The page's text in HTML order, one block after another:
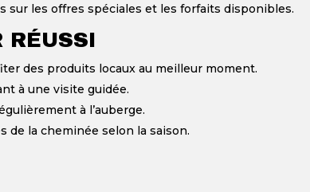
sur les offres spéciales et les forfaits disponibles.
RÉUSSI
des produits locaux au meilleur moment.
à une visite guidée.
à l’auberge.
de la cheminée selon la saison.